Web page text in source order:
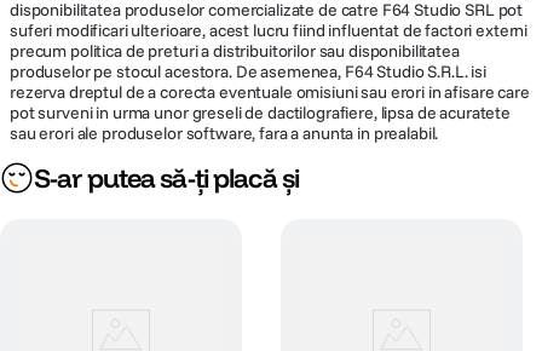
disponibilitatea produselor comercializate de catre F64 Studio SRL pot
suferi modificari ulterioare, acest lucru fiind influentat de factori externi
precum politica de preturi a distribuitorilor sau disponibilitatea
produselor pe stocul acestora. De asemenea, F64 Studio S.R.L. isi
rezerva dreptul de a corecta eventuale omisiuni sau erori in afisare care
pot surveni in urma unor greseli de dactilografiere, lipsa de acuratete
sau erori ale produselor software, fara a anunta in prealabil.
S-ar putea să-ți placă și